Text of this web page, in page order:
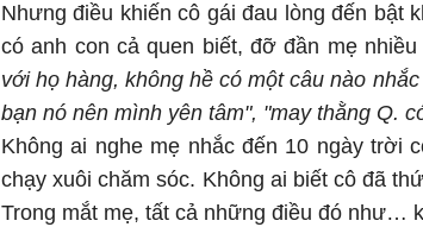
Nhưng điều khiến cô gái đau lòng đến bật
có anh con cả quen biết, đỡ đần mẹ nhiều
với họ hàng, không hề có một câu nào
bạn nó nên mình yên tâm", "may thằng Q.
Không ai nghe mẹ nhắc đến 10 ngày trời
chạy xuôi chăm sóc. Không ai biết cô đã
Trong mắt mẹ, tất cả những điều đó như…